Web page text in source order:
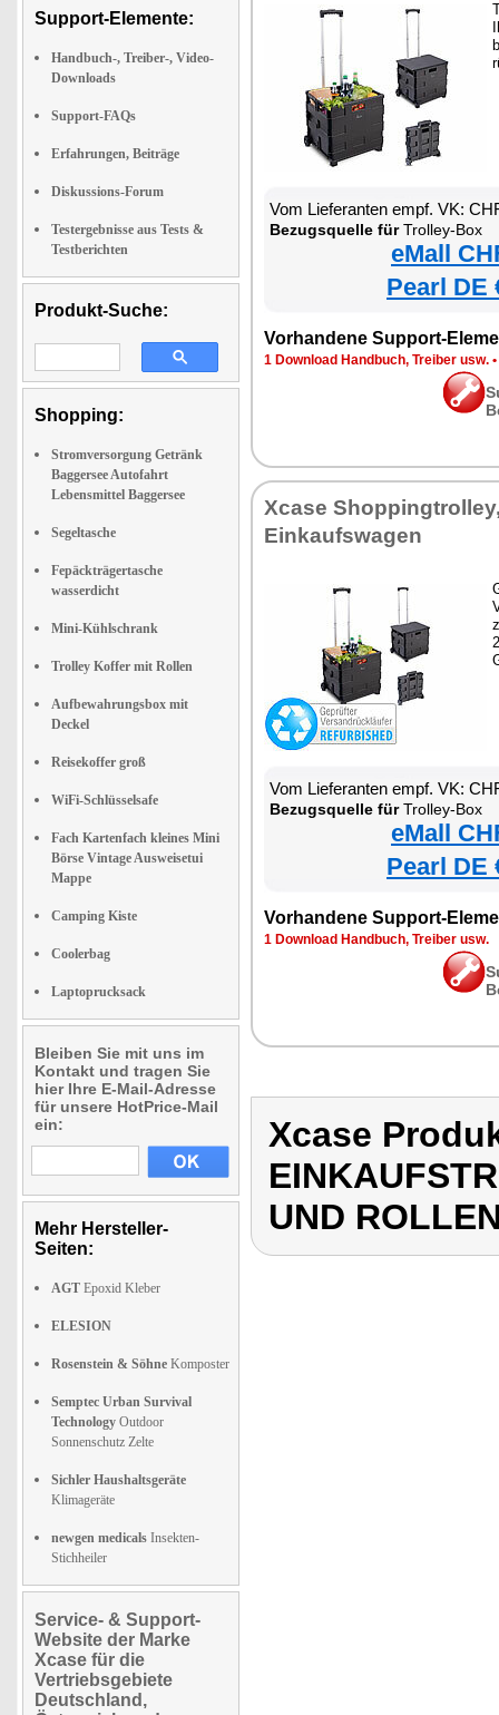
Support-Elemente:
Handbuch-, Treiber-, Video-
Downloads
Support-FAQs
Erfahrungen, Beiträge
Diskussions-Forum
Testergebnisse aus Tests &
Testberichten
Produkt-Suche:
Shopping:
Stromversorgung Getränk
Baggersee Autofahrt
Lebensmittel Baggersee
Segeltasche
Fepäckträgertasche
wasserdicht
Mini-Kühlschrank
Trolley Koffer mit Rollen
Aufbewahrungsbox mit
Deckel
Reisekoffer groß
WiFi-Schlüsselsafe
Fach Kartenfach kleines Mini
Börse Vintage Ausweisetui
Mappe
Camping Kiste
Coolerbag
Laptoprucksack
Bleiben Sie mit uns im
Kontakt und tragen Sie
hier Ihre E-Mail-Adresse
für unsere HotPrice-Mail
ein:
Mehr Hersteller-
Seiten:
AGT Epoxid Kleber
ELESION
Rosenstein & Söhne Komposter
Semptec Urban Survival
Technology Outdoor
Sonnenschutz Zelte
Sichler Haushaltsgeräte
Klimageräte
newgen medicals Insekten-
Stichheiler
Service- & Support-
Website der Marke
Xcase für die
Vertriebsgebiete
Deutschland,
Vom Lieferanten empf. VK:
Bezugsquelle fürTrolley-Box
eMall
Pearl DE
Vorhandene Support-
1 Download Handbuch, Treiber usw. •
Xcase
Einkaufswagen
Vom Lieferanten empf. VK:
Bezugsquelle fürTrolley-Box
eMall
Pearl DE
Vorhandene Support-
1 Download Handbuch, Treiber usw.
Xcase
UND